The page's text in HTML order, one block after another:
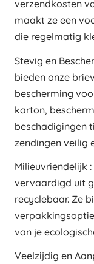
verzendkosten
maakt ze een
die regelmatig
Stevig en
bieden onze
bescherming
karton,
beschadigingen
zendingen veilig
Milieuvriendelijk
vervaardigd uit
recyclebaar. Ze
van je
Veelzijdig en